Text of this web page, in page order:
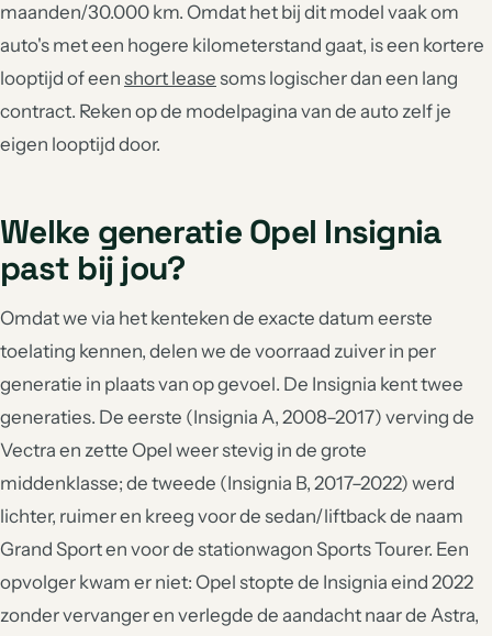
maanden/30.000 km. Omdat het bij dit model vaak om
auto's met een hogere kilometerstand gaat, is een kortere
looptijd of een short lease soms logischer dan een lang
contract. Reken op de modelpagina van de auto zelf je
eigen looptijd door.
Welke generatie Opel Insignia
past bij jou?
Omdat we via het kenteken de exacte datum eerste
toelating kennen, delen we de voorraad zuiver in per
generatie in plaats van op gevoel. De Insignia kent twee
generaties. De eerste (Insignia A, 2008–2017) verving de
Vectra en zette Opel weer stevig in de grote
middenklasse; de tweede (Insignia B, 2017–2022) werd
lichter, ruimer en kreeg voor de sedan/liftback de naam
Grand Sport en voor de stationwagon Sports Tourer. Een
opvolger kwam er niet: Opel stopte de Insignia eind 2022
zonder vervanger en verlegde de aandacht naar de Astra,